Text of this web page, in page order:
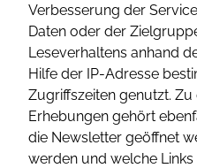
Verbesserung der
Daten oder der
Leseverhaltens anhand
Hilfe der IP-Adresse
Zugriffszeiten genutzt.
Erhebungen gehört
die Newsletter geöffnet
werden und welche